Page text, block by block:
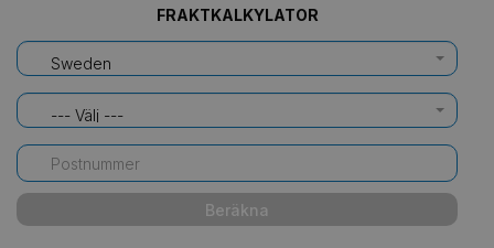
FRAKTKALKYLATOR
Sweden
--- Välj ---
Beräkna